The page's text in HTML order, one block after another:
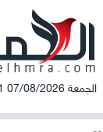
الجمعة 07/08/2026 22:51